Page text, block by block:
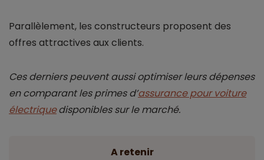
Parallèlement, les constructeurs proposent des
offres attractives aux clients.
Ces derniers peuvent aussi optimiser leurs dépenses
en comparant les primes d’assurance pour voiture
électriquedisponibles sur le marché.
A retenir